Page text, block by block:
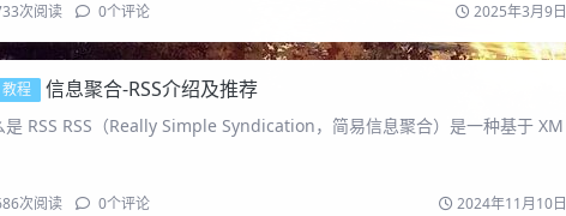
次阅读 0个评论 2025年3月9日
程 信息聚合-RSS介绍及推荐
是 RSS RSS（Really Simple Syndication，简易信息聚合）是一种基于 XM
次阅读 0个评论 2024年11月10日